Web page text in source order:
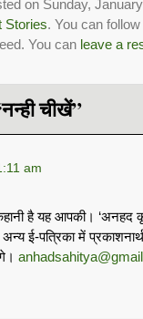
on Sunday,
Stories. You can
You can leave a
चीखें”
am
है यह आपकी।
ई-पत्रिका में